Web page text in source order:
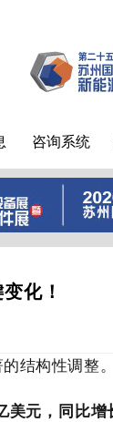
咨询系统
化！
结构性调整。
美元，同比增